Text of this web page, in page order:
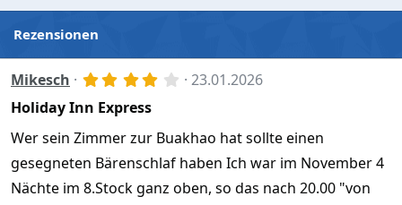
t
o
n
s
:
Rezensionen
Mikesch 4
S
e
r
n
23.01.2026
Holiday Inn Express
Wer sein Zimmer zur Buakhao hat sollte einen
gesegneten Bärenschlaf haben Ich war im November 4
Nächte im 8.Stock ganz oben, so das nach 20.00 "von